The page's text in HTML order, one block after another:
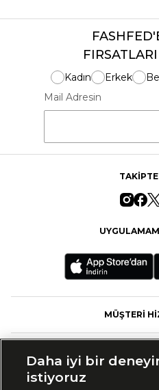
Kadın Erkek
Mail Adresin
MÜŞTERİ
Daha iyi bir
istiyoruz